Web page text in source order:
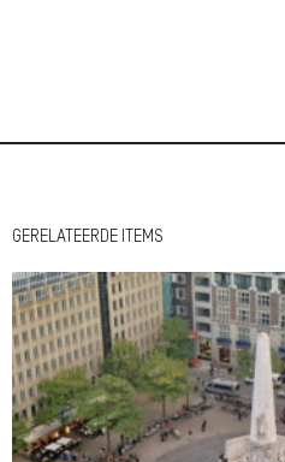
GERELATEERDE ITEMS